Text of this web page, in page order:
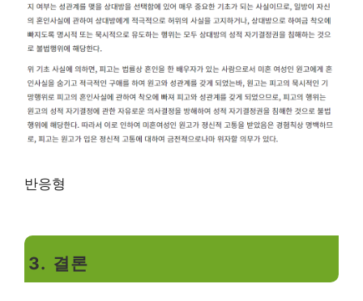
반응형
3. 결론